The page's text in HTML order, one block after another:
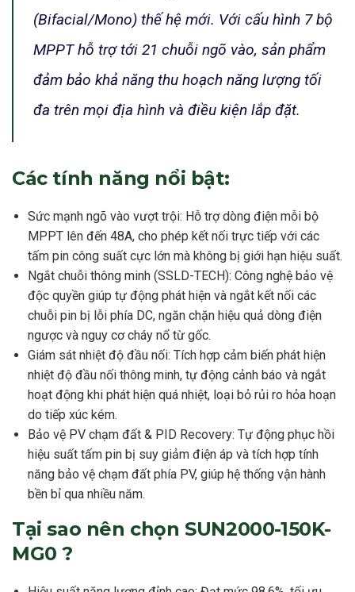
(Bifacial/Mono) thế hệ mới. Với cấu hình 7 bộ
MPPT hỗ trợ tới 21 chuỗi ngõ vào, sản phẩm
đảm bảo khả năng thu hoạch năng lượng tối
đa trên mọi địa hình và điều kiện lắp đặt.
Các tính năng nổi bật:
Sức mạnh ngõ vào vượt trội: Hỗ trợ dòng điện mỗi bộ
MPPT lên đến 48A, cho phép kết nối trực tiếp với các
tấm pin công suất cực lớn mà không bị giới hạn hiệu suất.
Ngắt chuỗi thông minh (SSLD-TECH): Công nghệ bảo vệ
độc quyền giúp tự động phát hiện và ngắt kết nối các
chuỗi pin bị lỗi phía DC, ngăn chặn hiệu quả dòng điện
ngược và nguy cơ cháy nổ từ gốc.
Giám sát nhiệt độ đầu nối: Tích hợp cảm biến phát hiện
nhiệt độ đầu nối thông minh, tự động cảnh báo và ngắt
hoạt động khi phát hiện quá nhiệt, loại bỏ rủi ro hỏa hoạn
do tiếp xúc kém.
Bảo vệ PV chạm đất & PID Recovery: Tự động phục hồi
hiệu suất tấm pin bị suy giảm điện áp và tích hợp tính
năng bảo vệ chạm đất phía PV, giúp hệ thống vận hành
bền bỉ qua nhiều năm.
Tại sao nên chọn SUN2000-150K-
MG0 ?